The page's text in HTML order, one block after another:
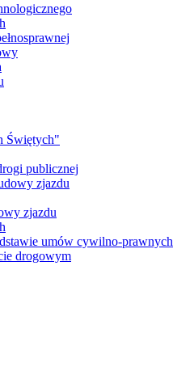
Świętych"
publicznej
zjazdu
zjazdu
umów cywilno-prawnych
drogowym